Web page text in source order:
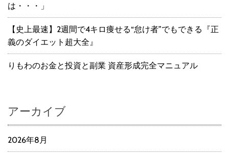
は・・・」
【史上最速】2週間で4キロ痩せる“怠け者”でもできる『正
義のダイエット超大全』
りもわのお金と投資と副業 資産形成完全マニュアル
アーカイブ
2026年8月